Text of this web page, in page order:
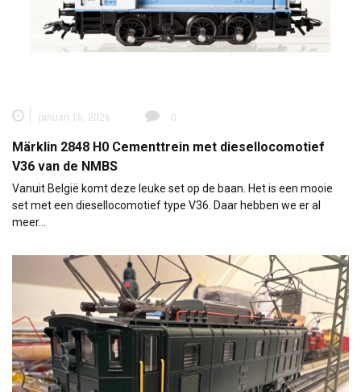
januari 16, 2026 0
Märklin 2848 H0 Cementtrein met diesellocomotief
V36 van de NMBS
Vanuit België komt deze leuke set op de baan. Het is een mooie
set met een diesellocomotief type V36. Daar hebben we er al
meer…